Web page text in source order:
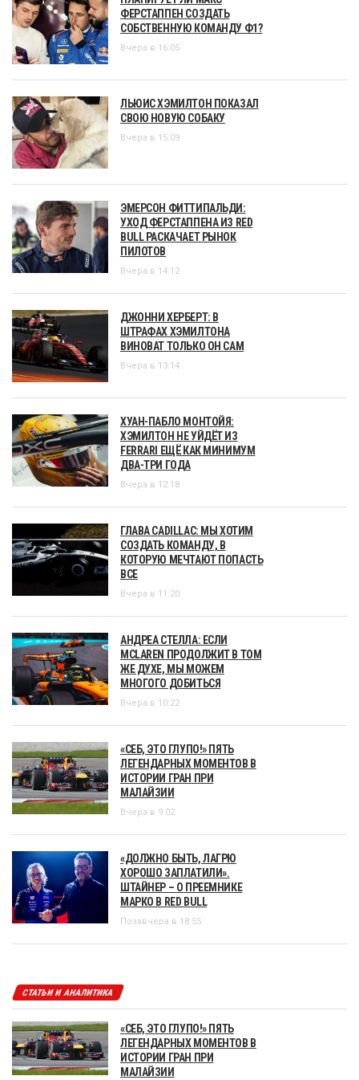
ФЕРСТАППЕН СОЗДАТЬ
СОБСТВЕННУЮ КОМАНДУ Ф1?
Вчера в 16:05
ЛЬЮИС ХЭМИЛТОН ПОКАЗАЛ
СВОЮ НОВУЮ СОБАКУ
Вчера в 15:09
ЭМЕРСОН ФИТТИПАЛЬДИ:
УХОД ФЕРСТАППЕНА ИЗ RED
BULL РАСКАЧАЕТ РЫНОК
ПИЛОТОВ
Вчера в 14:12
ДЖОННИ ХЕРБЕРТ: В
ШТРАФАХ ХЭМИЛТОНА
ВИНОВАТ ТОЛЬКО ОН САМ
Вчера в 13:14
ХУАН-ПАБЛО МОНТОЙЯ:
ХЭМИЛТОН НЕ УЙДЁТ ИЗ
FERRARI ЕЩЁ КАК МИНИМУМ
ДВА-ТРИ ГОДА
Вчера в 12:18
ГЛАВА CADILLAC: МЫ ХОТИМ
СОЗДАТЬ КОМАНДУ, В
КОТОРУЮ МЕЧТАЮТ ПОПАСТЬ
ВСЕ
Вчера в 11:20
АНДРЕА СТЕЛЛА: ЕСЛИ
MCLAREN ПРОДОЛЖИТ В ТОМ
ЖЕ ДУХЕ, МЫ МОЖЕМ
МНОГОГО ДОБИТЬСЯ
Вчера в 10:22
«СЕБ, ЭТО ГЛУПО!» ПЯТЬ
ЛЕГЕНДАРНЫХ МОМЕНТОВ В
ИСТОРИИ ГРАН ПРИ
МАЛАЙЗИИ
Вчера в 9:02
«ДОЛЖНО БЫТЬ, ЛАГРЮ
ХОРОШО ЗАПЛАТИЛИ».
ШТАЙНЕР – О ПРЕЕМНИКЕ
МАРКО В RED BULL
Позавчера в 18:55
СТАТЬИ И АНАЛИТИКА
«СЕБ, ЭТО ГЛУПО!» ПЯТЬ
ЛЕГЕНДАРНЫХ МОМЕНТОВ В
ИСТОРИИ ГРАН ПРИ
МАЛАЙЗИИ